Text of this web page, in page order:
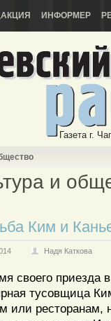
ИНФОРМЕР
Газета г.
и
Ким и
Надя Каткова
своего приезда
тусовщица
или ресторанам,